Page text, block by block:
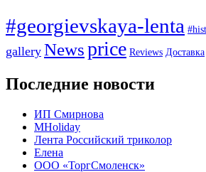
#georgievskaya-lenta
gallery Newsprice Reviews Доставка
Последние новости
ИП Смирнова
MHoliday
Лента Российский триколор
Елена
ООО «ТоргСмоленск»